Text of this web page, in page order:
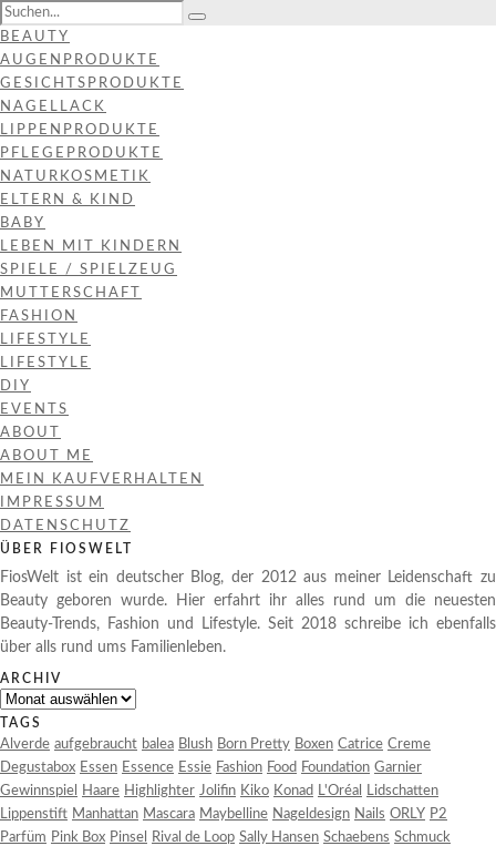
BEAUTY
AUGENPRODUKTE
GESICHTSPRODUKTE
NAGELLACK
LIPPENPRODUKTE
PFLEGEPRODUKTE
NATURKOSMETIK
ELTERN & KIND
BABY
LEBEN MIT KINDERN
SPIELE / SPIELZEUG
MUTTERSCHAFT
FASHION
LIFESTYLE
LIFESTYLE
DIY
EVENTS
ABOUT
ABOUT ME
MEIN KAUFVERHALTEN
IMPRESSUM
DATENSCHUTZ
ÜBER FIOSWELT
FiosWelt ist ein deutscher Blog, der 2012 aus meiner Leidenschaft zu
Beauty geboren wurde. Hier erfahrt ihr alles rund um die neuesten
Beauty-Trends, Fashion und Lifestyle. Seit 2018 schreibe ich ebenfalls
über alls rund ums Familienleben.
ARCHIV
Archiv
TAGS
Alverde aufgebraucht balea Blush Born Pretty Boxen Catrice Creme
Degustabox Essen Essence Essie Fashion Food Foundation Garnier
Gewinnspiel
Haare Highlighter Jolifin Kiko Konad L'Oréal
Lidschatten
Lippenstift Manhattan Mascara Maybelline Nageldesign Nails ORLY P2
Parfüm Pink Box Pinsel Rival de Loop Sally Hansen Schaebens Schmuck